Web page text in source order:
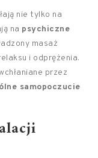
nie tylko na
na psychiczne
masaż
i odprężenia.
przez
samopoczucie